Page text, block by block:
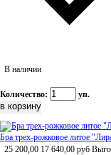
В наличии
Количество: уп.
Бра трех-рожковое литое
25 200,00 17 640,00 руб